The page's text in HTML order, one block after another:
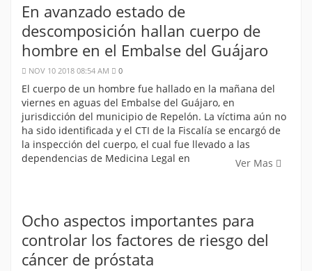
En avanzado estado de
descomposición hallan cuerpo de
hombre en el Embalse del Guájaro
NOV 10 2018 08:54 AM 0
El cuerpo de un hombre fue hallado en la mañana del
viernes en aguas del Embalse del Guájaro, en
jurisdicción del municipio de Repelón. La víctima aún no
ha sido identificada y el CTI de la Fiscalía se encargó de
la inspección del cuerpo, el cual fue llevado a las
dependencias de Medicina Legal en
Ver Mas
Ocho aspectos importantes para
controlar los factores de riesgo del
cáncer de próstata